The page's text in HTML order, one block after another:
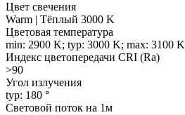
Цвет свечения
Warm | Тёплый 3000 K
Цветовая температура
min: 2900 K; typ: 3000 K; max: 3100 K
Индекс цветопередачи CRI (Ra)
>90
Угол излучения
typ: 180 °
Световой поток на 1м